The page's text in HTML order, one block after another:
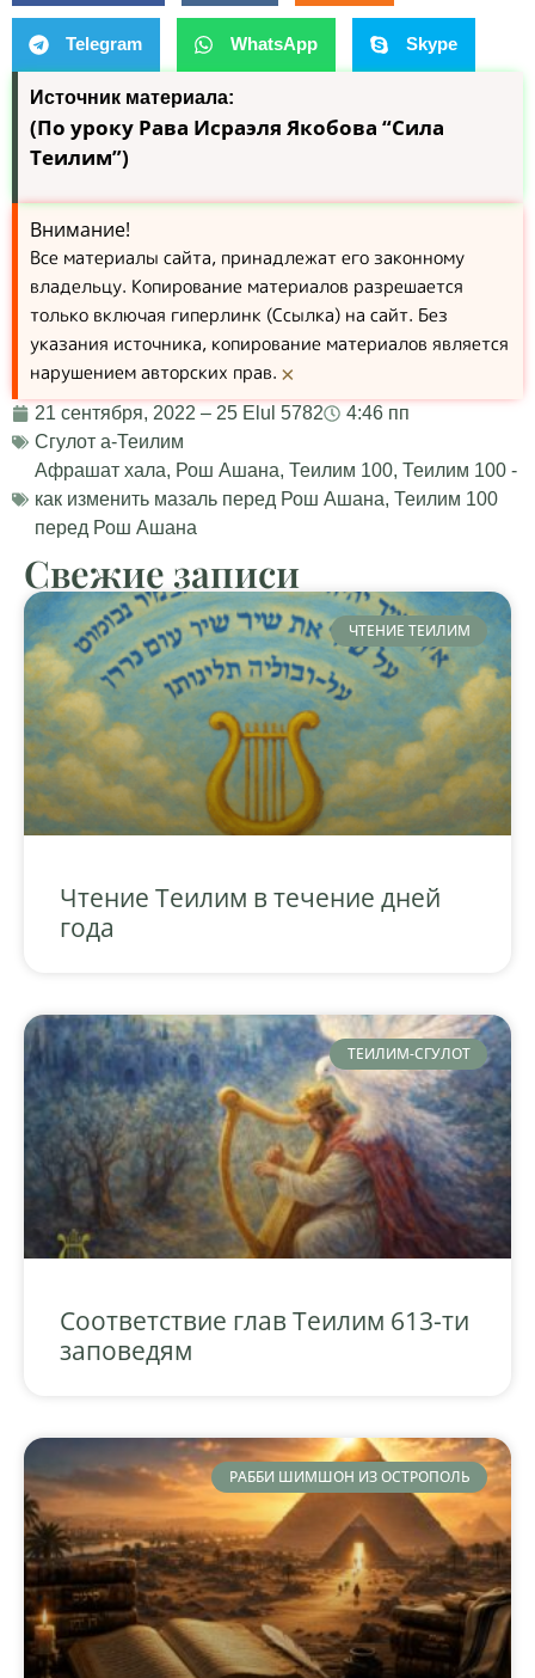
Telegram WhatsApp Skype
Источник материала:
(По уроку Рава Исраэля Якобова “Сила
Теилим”)
Внимание!
Все материалы сайта, принадлежат его законному
владельцу. Копирование материалов разрешается
только включая гиперлинк (Ссылка) на сайт. Без
указания источника, копирование материалов является
нарушением авторских прав. ×
21 сентября, 2022 – 25 Elul 5782
4:46 пп
Сгулот а-Теилим
Афрашат хала, Рош Ашана, Теилим 100, Теилим 100 -
как изменить мазаль перед Рош Ашана, Теилим 100
перед Рош Ашана
Свежие записи
ЧТЕНИЕ ТЕИЛИМ
Чтение Теилим в течение дней
года
ТЕИЛИМ-СГУЛОТ
Соответствие глав Теилим 613-ти
заповедям
РАББИ ШИМШОН ИЗ ОСТРОПОЛЬ